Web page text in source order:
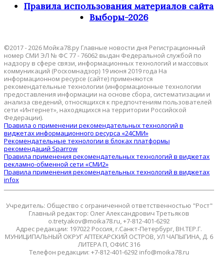
Правила использования материалов сайта
Выборы-2026
©2017 - 2026 Мойка78.ру Главные новости дня Регистрационный
номер СМИ ЭЛ № ФС 77 - 76062 выдан Федеральной службой по
надзору в сфере связи, информационных технологий и массовых
коммуникаций (Роскомнадзор) 19 июня 2019 года На
информационном ресурсе (сайте) применяются
рекомендательные технологии (информационные технологии
предоставления информации на основе сбора, систематизации и
анализа сведений, относящихся к предпочтениям пользователей
сети «Интернет», находящихся на территории Российской
Федерации).
Правила о применении рекомендательных технологий в
виджетах информационного ресурса «24СМИ»
Рекомендательные технологии в блоках платформы
рекомендаций Sparrow
Правила применения рекомендательных технологий в виджетах
рекламно-обменной сети «СМИ2»
Правила применения рекомендательных технологий в виджетах
infox
Учредитель: Общество с ограниченной ответственностью "Рост"
Главный редактор: Олег Александрович Третьяков
o.tretyakov@moika78.ru, +7-812-401-6292
Адрес редакции: 197022 Россия, г.Санкт-Петербург, ВН.ТЕР.Г.
МУНИЦИПАЛЬНЫЙ ОКРУГ АПТЕКАРСКИЙ ОСТРОВ, УЛ ЧАПЫГИНА, Д. 6
ЛИТЕРА П, ОФИС 316
Телефон редакции: +7-812-401-6292 info@moika78.ru